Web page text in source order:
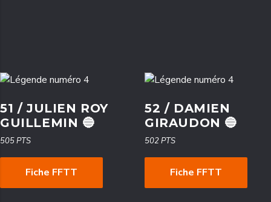
51 / JULIEN ROY
GUILLEMIN 🔵
505 PTS
Fiche FFTT
52 / DAMIEN
GIRAUDON 🔵
502 PTS
Fiche FFTT